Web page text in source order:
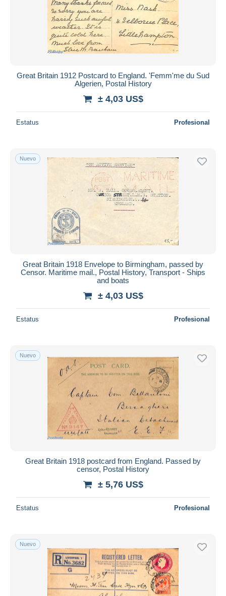
Great Britain 1912 Postcard to England. 'Femm'me du Sud
Algerien, Postal History
± 4,03 US$
Estatus Profesional
Nuevo
Great Britain 1918 Envelope to Birmingham, passed by
Censor. Maritime mail., Postal History, Transport - Ships
and boats
± 4,03 US$
Estatus Profesional
Nuevo
Great Britain 1918 postcard from England. Passed by
censor, Postal History
± 5,76 US$
Estatus Profesional
Nuevo